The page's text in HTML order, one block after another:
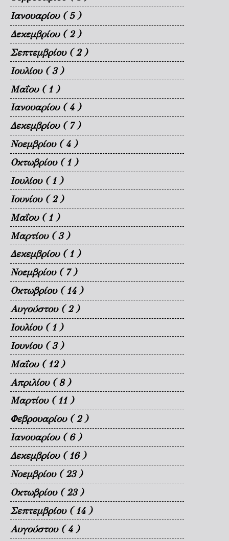
Ιανουαρίου ( 5 )
Δεκεμβρίου ( 2 )
Σεπτεμβρίου ( 2 )
Ιουλίου ( 3 )
Μαΐου ( 1 )
Ιανουαρίου ( 4 )
Δεκεμβρίου ( 7 )
Νοεμβρίου ( 4 )
Οκτωβρίου ( 1 )
Ιουλίου ( 1 )
Ιουνίου ( 2 )
Μαΐου ( 1 )
Μαρτίου ( 3 )
Δεκεμβρίου ( 1 )
Νοεμβρίου ( 7 )
Οκτωβρίου ( 14 )
Αυγούστου ( 2 )
Ιουλίου ( 1 )
Ιουνίου ( 3 )
Μαΐου ( 12 )
Απριλίου ( 8 )
Μαρτίου ( 11 )
Φεβρουαρίου ( 2 )
Ιανουαρίου ( 6 )
Δεκεμβρίου ( 16 )
Νοεμβρίου ( 23 )
Οκτωβρίου ( 23 )
Σεπτεμβρίου ( 14 )
Αυγούστου ( 4 )